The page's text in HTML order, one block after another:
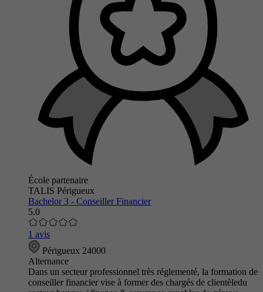
École partenaire
TALIS Périgueux
Bachelor 3 - Conseiller Financier
5.0
1 avis
Périgueux 24000
Alternance
Dans un secteur professionnel très réglementé, la formation de
conseiller financier vise à former des chargés de clientèledu